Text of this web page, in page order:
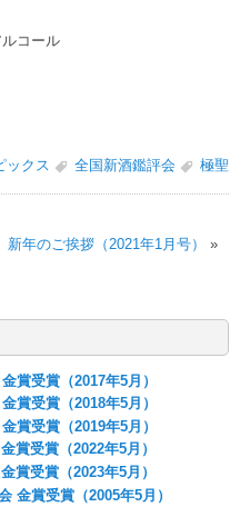
コール
ックス 全国新酒鑑評会 極聖
新年のご挨拶（2021年1月号） »
賞受賞（2017年5月）
賞受賞（2018年5月）
賞受賞（2019年5月）
賞受賞（2022年5月）
賞受賞（2023年5月）
金賞受賞（2005年5月）